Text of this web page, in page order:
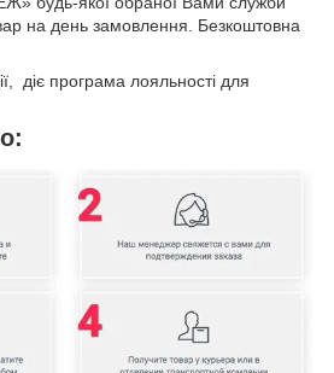
на день замовлення. Безкоштовна
діє програма лояльності для